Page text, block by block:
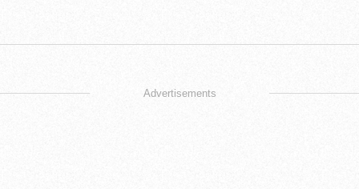
Advertisements